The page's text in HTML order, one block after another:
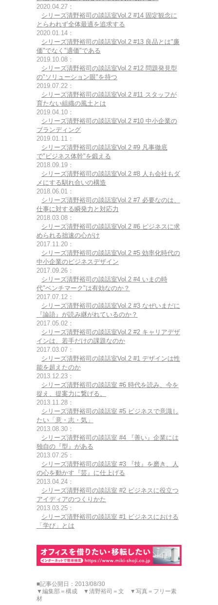
2020.04.27：
シリーズ清野裕司の談話室Vol.2 #14 固定観念に
とらわれず全体最適を追求する
2020.01.14：
シリーズ清野裕司の談話室Vol.2 #13 良品とは"廉
価"でなく"適価"である
2019.10.08：
シリーズ清野裕司の談話室Vol.2 #12 問題発見型
の"ソリューション眼"を持つ
2019.07.22：
シリーズ清野裕司の談話室Vol.2 #11 スタッフが
育たない組織の風土とは
2019.04.10：
シリーズ清野裕司の談話室Vol.2 #10 中小企業の
ブランディング
2019.01.11：
シリーズ清野裕司の談話室Vol.2 #9 凡事徹底
で"ビジネス体幹"を鍛える
2018.09.19：
シリーズ清野裕司の談話室Vol.2 #8 人も会社もダ
メにする馴れ合いの構造
2018.06.01：
シリーズ清野裕司の談話室Vol.2 #7 必要なのは、
仕事に対する瞬発力と対応力
2018.03.08：
シリーズ清野裕司の談話室Vol.2 #6 ビジネスに求
められる拙速の心がけ
2017.11.20：
シリーズ清野裕司の談話室Vol.2 #5 効率化時代の
中小企業のビジネスデザイン
2017.09.26：
シリーズ清野裕司の談話室Vol.2 #4 いまの時
代"ベンチマーク"は有効なのか？
2017.07.12：
シリーズ清野裕司の談話室Vol.2 #3 なぜいまだに
『論語』が読み継がれているのか？
2017.05.02：
シリーズ清野裕司の談話室Vol.2 #2 キャリアデザ
インは、若手だけの課題なのか
2017.03.07：
シリーズ清野裕司の談話室Vol.2 #1 デザインは性
能を超えたのか
2013.12.23：
シリーズ清野裕司の談話室 #6 時代を読み、今を
捉え、提案力に繋げる。
2013.11.28：
シリーズ清野裕司の談話室 #5 ビジネスで意識し
たい「意・志・気」
2013.08.30：
シリーズ清野裕司の談話室 #4 『善い』企業には
独自の『型』がある
2013.07.25：
シリーズ清野裕司の談話室 #3 『技』を磨き、人
の心を動かす『芸』に仕上げる
2013.04.24：
シリーズ清野裕司の談話室 #2 ビジネスに役立つ
アイディアのつくりかた
2013.03.25：
シリーズ清野裕司の談話室 #1 ビジネスにおける
「学び」とは
■記事公開日：2013/08/30
▼編集部＝構成 ▼清野裕司＝文 ▼写真＝フリー素
材